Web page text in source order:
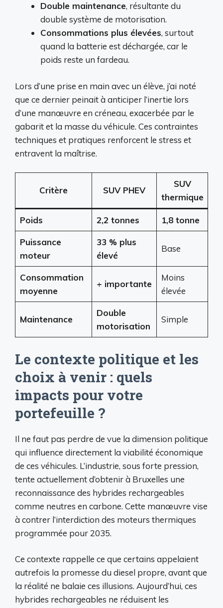
Double maintenance, résultante du
double système de motorisation.
Consommations plus élevées, surtout
quand la batterie est déchargée, car le
poids reste un fardeau.
Lors d’une prise en main avec un élève, j’ai noté
que ce dernier peinait à anticiper l’inertie lors
d’une manœuvre en créneau, exacerbée par le
gabarit et la masse du véhicule. Ces contraintes
techniques et pratiques renforcent le stress et
entravent la maîtrise.
Critère SUV PHEV
SUV
thermique
Poids 2,2 tonnes 1,8 tonne
Puissance
moteur
33 % plus
élevé
Base
Consommation
moyenne
+ importante
Moins
élevée
Maintenance
Double
motorisation
Simple
Le contexte politique et les
choix à venir : quels
impacts pour votre
portefeuille ?
Il ne faut pas perdre de vue la dimension politique
qui influence directement la viabilité économique
de ces véhicules. L’industrie, sous forte pression,
tente actuellement d’obtenir à Bruxelles une
reconnaissance des hybrides rechargeables
comme neutres en carbone. Cette manœuvre vise
à contrer l’interdiction des moteurs thermiques
programmée pour 2035.
Ce contexte rappelle ce que certains appelaient
autrefois la promesse du diesel propre, avant que
la réalité ne balaie ces illusions. Aujourd’hui, ces
hybrides rechargeables ne réduisent les